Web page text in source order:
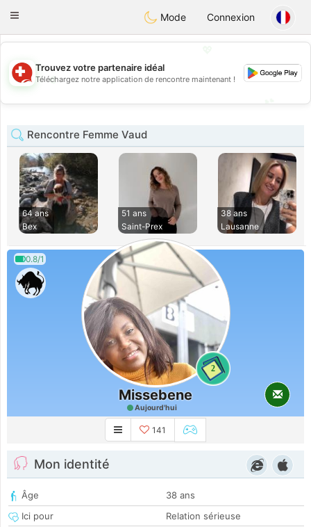
Suissi
Toggle
Mode Connexion
💖
💕
Trouvez votre partenaire idéal
Téléchargez notre application de rencontre maintenant !
Rencontre Femme Vaud
64 ans
Bex
51 ans
Saint-Prex
38 ans
Lausanne
0.8/1
2
Missebene
Aujourd'hui
141
Mon identité
Âge
38 ans
Ici pour
Relation sérieuse